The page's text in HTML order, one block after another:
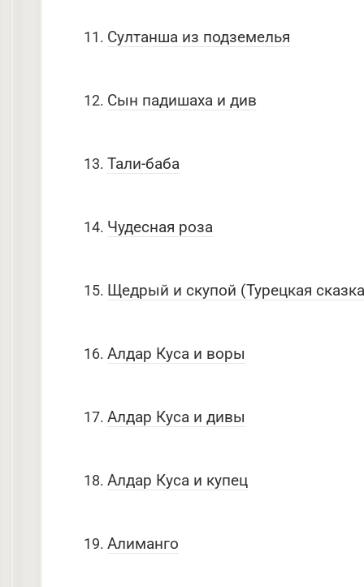
Султанша из подземелья
Сын падишаха и див
Тали-баба
Чудесная роза
Щедрый и скупой (Турецкая
Алдар Куса и воры
Алдар Куса и дивы
Алдар Куса и купец
Алиманго